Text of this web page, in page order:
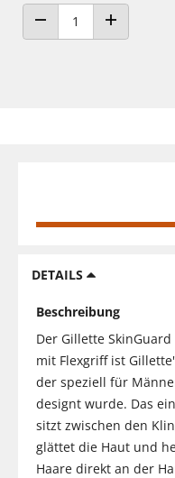
ANZAHL VERRINGERN
ANZAHL
DETAILS
Beschreibung
Der Gillette
mit Flexgriff ist
der speziell für
designt wurde. Das
sitzt zwischen den
glättet die Haut und
Haare direkt an der